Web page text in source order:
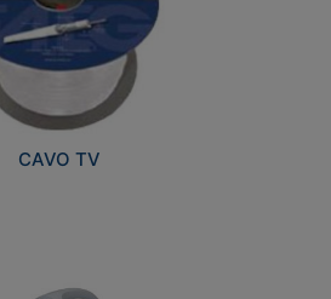
CAVO TV